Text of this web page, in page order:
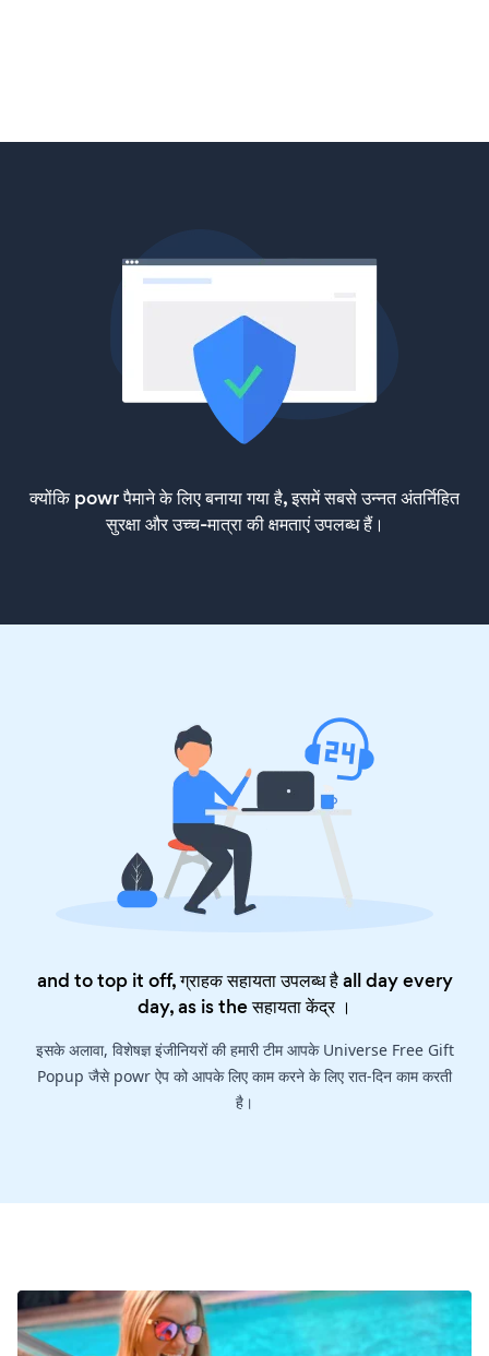
क्योंकि powr पैमाने के लिए बनाया गया है, इसमें सबसे उन्नत अंतर्निहित
सुरक्षा और उच्च-मात्रा की क्षमताएं उपलब्ध हैं।
and to top it off, ग्राहक सहायता उपलब्ध है all day every
day, as is theसहायता केंद्र।
इसके अलावा, विशेषज्ञ इंजीनियरों की हमारी टीम आपके Universe Free Gift
Popup जैसे powr ऐप को आपके लिए काम करने के लिए रात-दिन काम करती
है।